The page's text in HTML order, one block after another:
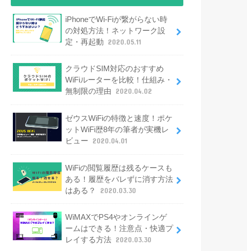
iPhoneでWi-Fiが繋がらない時
の対処方法！ネットワーク設
定・再起動
2020.05.11
クラウドSIM対応のおすすめ
WiFiルーターを比較！仕組み・
無制限の理由
2020.04.02
ゼウスWiFiの特徴と速度！ポケ
ットWiFi歴8年の筆者が実機レ
ビュー
2020.04.01
WiFiの閲覧履歴は残るケースも
ある！履歴をバレずに消す方法
はある？
2020.03.30
WiMAXでPS4やオンラインゲ
ームはできる！注意点・快適プ
レイする方法 2020.03.30